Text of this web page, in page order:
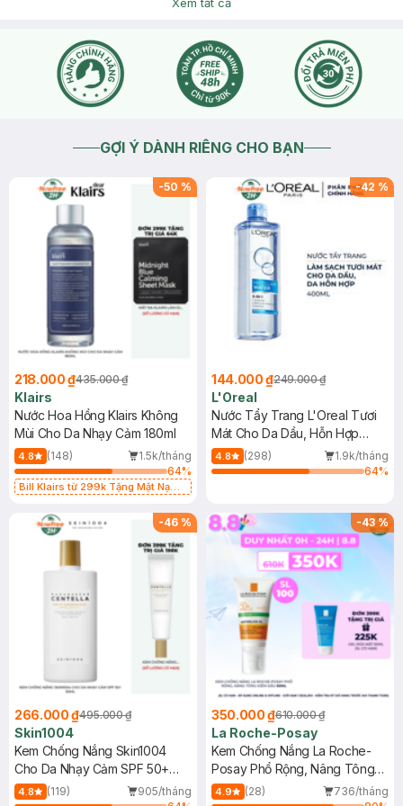
GỢI Ý DÀNH RIÊNG CHO BẠN
-50 %
218.000 ₫435.000 ₫
Klairs
Nước Hoa Hồng Klairs Không
Mùi Cho Da Nhạy Cảm 180ml
4.8 (148)
1.5k/tháng
64%
Bill Klairs từ 299k Tặng Mặt Nạ
25ml (SL Có Hạn)
-42 %
144.000 ₫249.000 ₫
L'Oreal
Nước Tẩy Trang L'Oreal Tươi
Mát Cho Da Dầu, Hỗn Hợp
400ml
4.8 (298)
1.9k/tháng
64%
-46 %
266.000 ₫495.000 ₫
Skin1004
Kem Chống Nắng Skin1004
Cho Da Nhạy Cảm SPF 50+
50ml
4.8 (119)
905/tháng
-43%
350.000 ₫610.000 ₫
La Roche-Posay
Kem Chống Nắng La Roche-
Posay Phổ Rộng, Nâng Tông
Kiềm Dầu 50ml
4.9 (28)
736/tháng